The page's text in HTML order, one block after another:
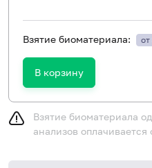
Взятие биоматериала: от
В корзину
Взятие биоматериала
анализов оплачивается